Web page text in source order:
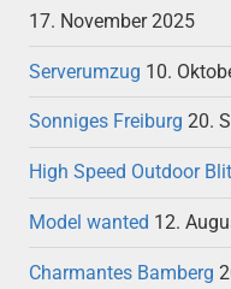
17. November 2025
Serverumzug 10.
Sonniges Freiburg 20.
High Speed Outdoor
Model wanted 12.
Charmantes Bamberg